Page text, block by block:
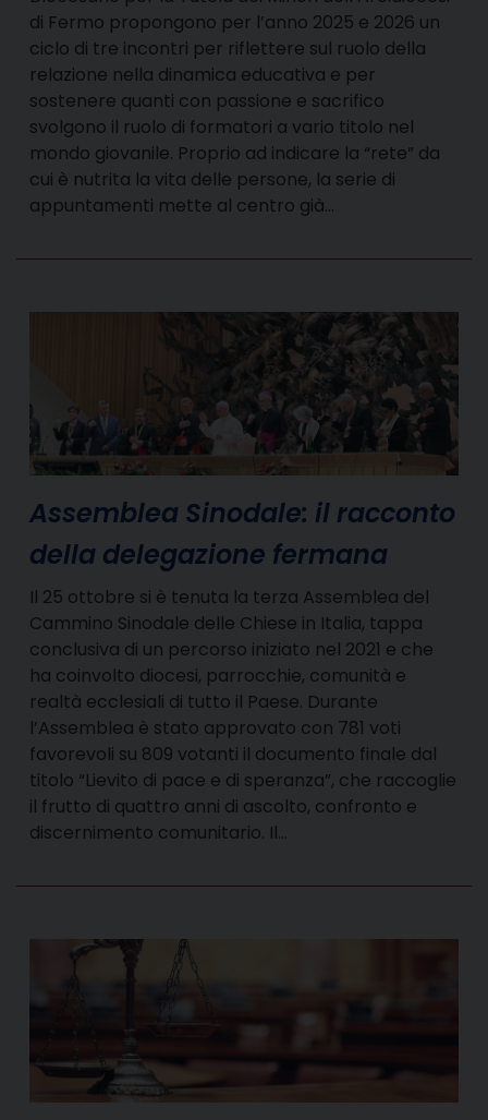
di Fermo propongono per l’anno 2025 e 2026 un
ciclo di tre incontri per riflettere sul ruolo della
relazione nella dinamica educativa e per
sostenere quanti con passione e sacrifico
svolgono il ruolo di formatori a vario titolo nel
mondo giovanile. Proprio ad indicare la “rete” da
cui è nutrita la vita delle persone, la serie di
appuntamenti mette al centro già…
Assemblea Sinodale: il racconto
della delegazione fermana
Il 25 ottobre si è tenuta la terza Assemblea del
Cammino Sinodale delle Chiese in Italia, tappa
conclusiva di un percorso iniziato nel 2021 e che
ha coinvolto diocesi, parrocchie, comunità e
realtà ecclesiali di tutto il Paese. Durante
l’Assemblea è stato approvato con 781 voti
favorevoli su 809 votanti il documento finale dal
titolo “Lievito di pace e di speranza”, che raccoglie
il frutto di quattro anni di ascolto, confronto e
discernimento comunitario. Il…